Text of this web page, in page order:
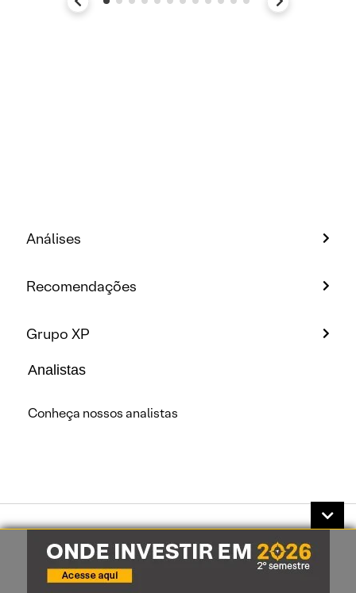
Análises
Recomendações
Grupo XP
Analistas
Conheça nossos analistas
A XP Investimentos CCTVM S/A, inscrita sob o CNPJ:
02.332.886/0001-04, é uma instituição financeira
autorizada a funcionar pelo Banco Central do Brasil.Toda